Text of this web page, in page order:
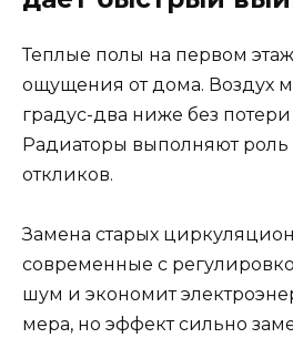
Теплые полы на первом
ощущения от дома. Воздух
градус-два ниже без
Радиаторы выполняют роль
откликов.
Замена старых
современные с
шум и экономит
мера, но эффект сильно